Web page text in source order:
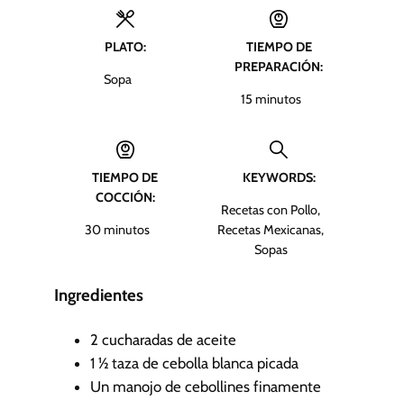
PLATO:
Sopa
TIEMPO DE
PREPARACIÓN:
15m
t
s
minutos
TIEMPO DE
COCCIÓN:
30m
u
s
minutos
KEYWORDS:
Recetas con Pollo,
Recetas Mexicanas,
Sopas
Ingredientes
2 cucharadas de aceite
1 ½ taza de cebolla blanca picada
Un manojo de cebollines finamente